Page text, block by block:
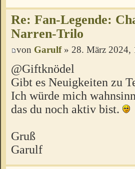
Re: Fan-Legende:
Narren-Trilo
von Garulf» 28. März 2024,
@Giftknödel
Gibt es Neuigkeiten zu
Ich würde mich
das du noch aktiv bist.
Gruß
Garulf